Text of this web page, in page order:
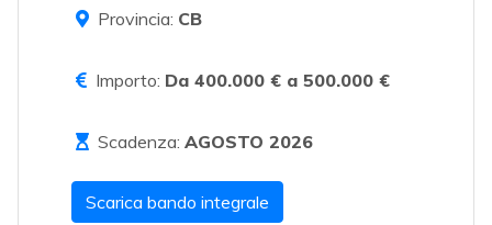
Provincia: CB
Importo: Da 400.000 € a 500.000 €
Scadenza: AGOSTO 2026
Scarica bando integrale